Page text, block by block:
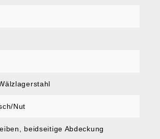
Nut
, beidseitige Abdeckung